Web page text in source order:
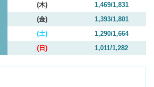
(木)
1,469/1,831
(金)
1,393/1,801
(土)
1,290/1,664
(日) 1,011/1,282